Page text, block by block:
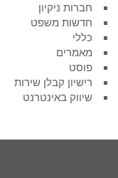
חברות ניקיון
חדשות משפט
כללי
מאמרים
פוסט
רישיון קבלן שירות
שיווק באינטרנט